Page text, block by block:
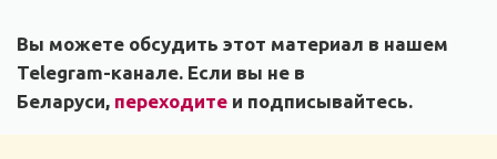
Вы можете обсудить этот материал в нашем
Telegram-канале. Если вы не в
Беларуси, переходите и подписывайтесь.